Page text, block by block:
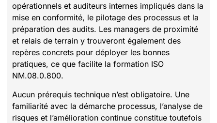
opérationnels et auditeurs internes impliqués dans la
mise en conformité, le pilotage des processus et la
préparation des audits. Les managers de proximité
et relais de terrain y trouveront également des
repères concrets pour déployer les bonnes
pratiques, ce que facilite la formation ISO
NM.08.0.800.
Aucun prérequis technique n’est obligatoire. Une
familiarité avec la démarche processus, l’analyse de
risques et l’amélioration continue constitue toutefois